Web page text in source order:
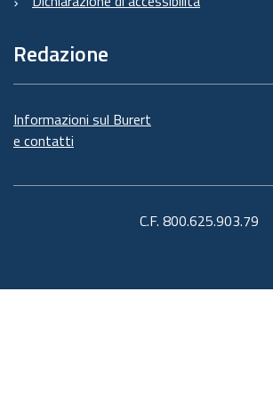
Redazione
Informazioni sul Burert
e contatti
C.F. 800.625.903.79